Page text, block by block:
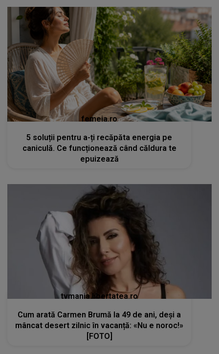
femeia.ro
5 soluții pentru a-ți recăpăta energia pe
caniculă. Ce funcționează când căldura te
epuizează
tvmania.libertatea.ro
Cum arată Carmen Brumă la 49 de ani, deși a
mâncat desert zilnic în vacanță: «Nu e noroc!»
[FOTO]